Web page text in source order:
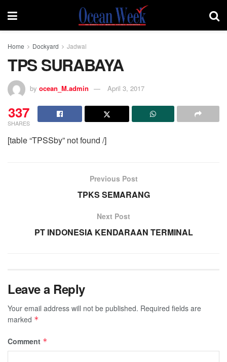
Home Dockyard Jadwal
TPS SURABAYA
by ocean_M.admin April 3, 2017
337
SHARES
[table “TPSSby” not found /]
Previous Post
TPKS SEMARANG
Next Post
PT INDONESIA KENDARAAN TERMINAL
Leave a Reply
Your email address will not be published. Required fields are
marked *
Comment *